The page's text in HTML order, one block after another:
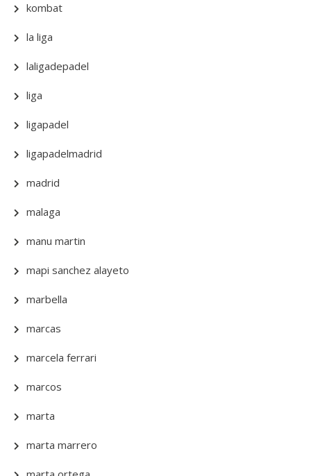
kombat
la liga
laligadepadel
liga
ligapadel
ligapadelmadrid
madrid
malaga
manu martin
mapi sanchez alayeto
marbella
marcas
marcela ferrari
marcos
marta
marta marrero